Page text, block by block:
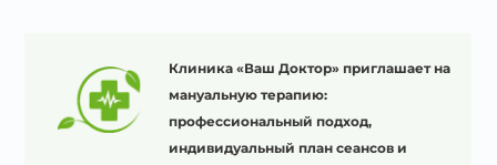
Клиника «Ваш Доктор» приглашает на
мануальную терапию:
профессиональный подход,
индивидуальный план сеансов и